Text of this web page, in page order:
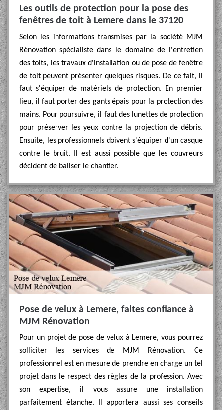
Les outils de protection pour la pose des
fenêtres de toit à Lemere dans le 37120
Selon les informations transmises par la société MJM
Rénovation spécialiste dans le domaine de l'entretien
des toits, les travaux d'installation ou de pose de fenêtre
de toit peuvent présenter quelques risques. De ce fait, il
faut s'équiper de matériels de protection. En premier
lieu, il faut porter des gants épais pour la protection des
mains. Pour poursuivre, il faut des lunettes de protection
pour préserver les yeux contre la projection de débris.
Ensuite, les professionnels doivent s'équiper d'un casque
contre le bruit. Il est aussi possible que les couvreurs
décident de baliser le chantier.
Pose de velux à Lemere, faites confiance à
MJM Rénovation
Pour un projet de pose de velux à Lemere, vous pourrez
solliciter les services de MJM Rénovation. Ce
professionnel est en mesure de prendre en charge un tel
projet dans le respect des règles de la profession. Avec
son expertise, il vous assure une installation
parfaitement étanche. Il apportera aussi ses conseils